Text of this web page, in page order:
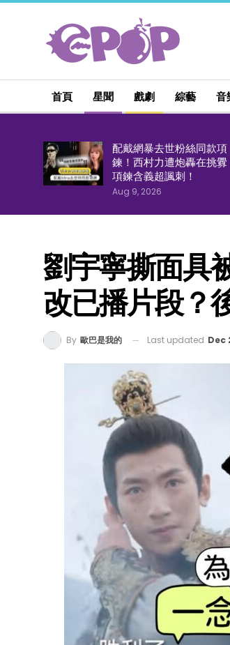
首頁 星聞 戲劇 綜藝 音
配戴網暴去世粉絲同款項
鍊！西村力遭炮轟在挑釁
項鍊含義超諷刺！
Aug 9, 2026
劉宇寧撕面具
改已播片段？
By 歐巴是我的 Last updated Dec